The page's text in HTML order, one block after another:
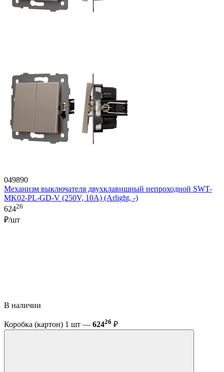
049890
Механизм выключателя двухклавишный непроходной SWT-
MK02-PL-GD-V (250V, 10A) (Arlight, -)
62426
₽/шт
В наличии
Коробка (картон) 1 шт — 62426 ₽